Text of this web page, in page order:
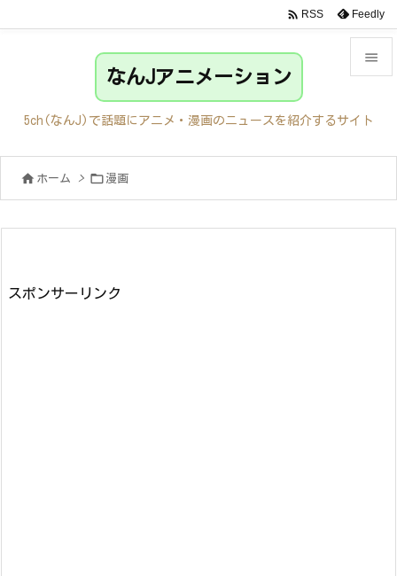

サイド
前へ

 RSS Feedly
なんJアニメーション
5ch(なんJ)で話題にアニメ・漫画のニュースを紹介するサイト
 ホーム >  漫画
スポンサーリンク